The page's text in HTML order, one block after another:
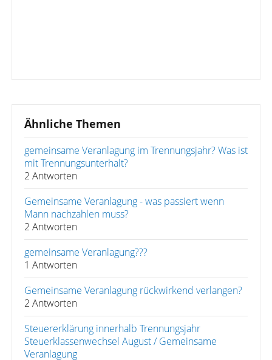
Ähnliche Themen
gemeinsame Veranlagung im Trennungsjahr? Was ist
mit Trennungsunterhalt?
2 Antworten
Gemeinsame Veranlagung - was passiert wenn
Mann nachzahlen muss?
2 Antworten
gemeinsame Veranlagung???
1 Antworten
Gemeinsame Veranlagung rückwirkend verlangen?
2 Antworten
Steuererklärung innerhalb Trennungsjahr
Steuerklassenwechsel August / Gemeinsame
Veranlagung